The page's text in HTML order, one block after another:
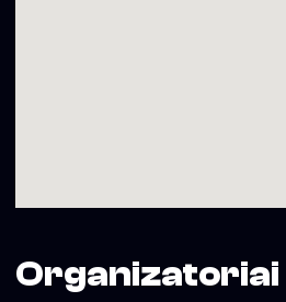
Organizatoriai